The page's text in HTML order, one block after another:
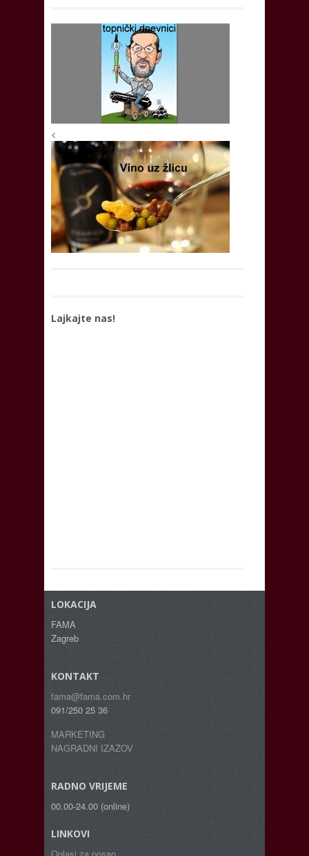
<
Lajkajte nas!
LOKACIJA
FAMA
Zagreb
KONTAKT
fama@fama.com.hr
091/250 25 36
MARKETING
NAGRADNI IZAZOV
RADNO VRIJEME
00.00-24.00 (online)
LINKOVI